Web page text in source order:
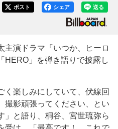
送る
シェア
ポスト
演ドラマ『いつか、ヒーロ
HERO」を弾き語りで披露し
楽しみにしていて、伏線回
撮影頑張ってください、とい
」と語り、桐谷、宮世琉弥ら